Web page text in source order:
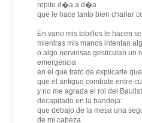
repite d�a a d�a
que le hace tanto bien charlar
En vano mis tobillos le hacen
mientras mis manos intentan
o algo nerviosas gesticulan un
emergencia
en el que trato de explicarle
que el antiguo combate entre
y no me agrada el rol del
decapitado en la bandeja:
que debajo de la mesa una
de mi cabeza